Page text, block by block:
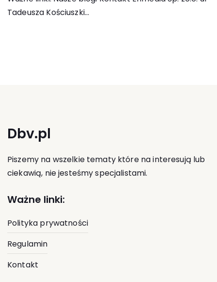
Tadeusza Kościuszki...
Dbv.pl
Piszemy na wszelkie tematy które na interesują lub
ciekawią, nie jesteśmy specjalistami.
Ważne linki:
Polityka prywatności
Regulamin
Kontakt